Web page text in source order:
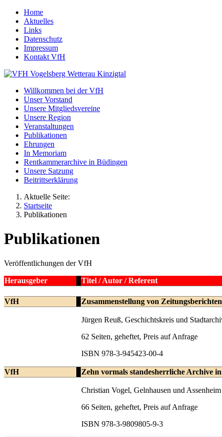
Home
Aktuelles
Links
Datenschutz
Impressum
Kontakt VfH
Willkommen bei der VfH
Unser Vorstand
Unsere Mitgliedsvereine
Unsere Region
Veranstaltungen
Publikationen
Ehrungen
In Memoriam
Rentkammerarchive in Büdingen
Unsere Satzung
Beitrittserklärung
Aktuelle Seite:
Startseite
Publikationen
Publikationen
Veröffentlichungen der VfH
Herausgeber Titel / Autor / Referent
VfH Zusammenstellung von
Jürgen Reuß, Geschichtskreis und
62 Seiten, geheftet, Preis auf Anfrage
ISBN 978-3-945423-00-4
VfH Zehn vormals standesherrliche Archive
Christian Vogel, Gelnhausen und
66 Seiten, geheftet, Preis auf Anfrage
ISBN 978-3-9809805-9-3